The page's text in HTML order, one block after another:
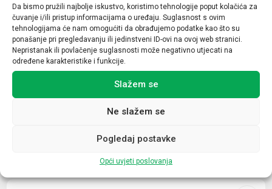
Da bismo pružili najbolje iskustvo, koristimo tehnologije poput kolačića za
čuvanje i/ili pristup informacijama o uređaju. Suglasnost s ovim
tehnologijama će nam omogućiti da obrađujemo podatke kao što su
ponašanje pri pregledavanju ili jedinstveni ID-ovi na ovoj web stranici.
Nepristanak ili povlačenje suglasnosti može negativno utjecati na
određene karakteristike i funkcije.
Slažem se
Ne slažem se
Pogledaj postavke
Opći uvjeti poslovanja
Kontakti
1M
Tip opreme
blok lampice
Povezani proizvodi